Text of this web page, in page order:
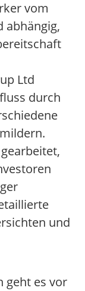
vom
abhängig,
Ltd
durch
und
geht es vor